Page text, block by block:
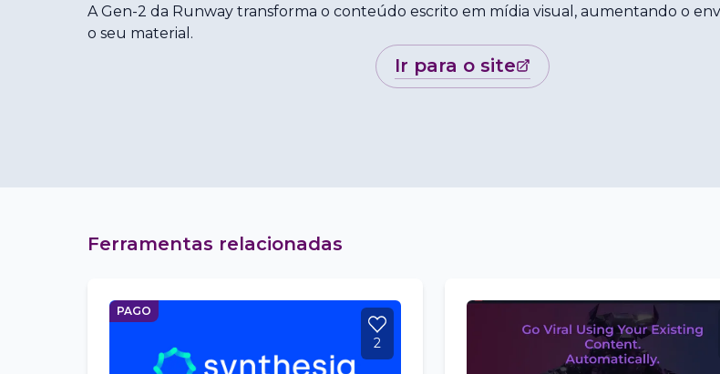
A Gen-2 da Runway transforma o conteúdo escrito em mídia visual, aumentando o
o seu material.
ir para o site
Ferramentas relacionadas
PAGO
2